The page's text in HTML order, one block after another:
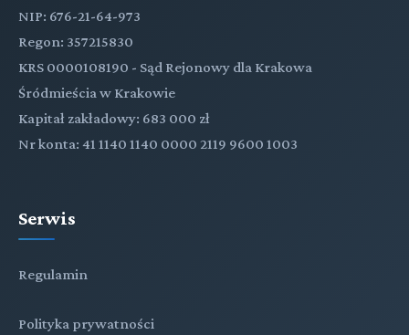
NIP: 676-21-64-973
Regon: 357215830
KRS 0000108190 - Sąd Rejonowy dla Krakowa
Śródmieścia w Krakowie
Kapitał zakładowy: 683 000 zł
Nr konta: 41 1140 1140 0000 2119 9600 1003
Serwis
Regulamin
Polityka prywatności